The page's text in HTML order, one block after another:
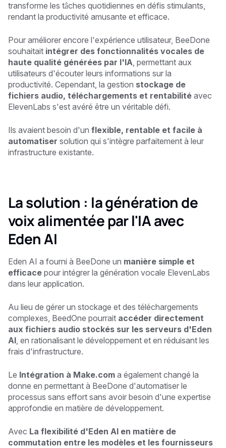
transforme les tâches quotidiennes en défis stimulants,
rendant la productivité amusante et efficace.
Pour améliorer encore l'expérience utilisateur, BeeDone
souhaitait intégrer des fonctionnalités vocales de
haute qualité générées par l'IA, permettant aux
utilisateurs d'écouter leurs informations sur la
productivité. Cependant, la gestion stockage de
fichiers audio, téléchargements et rentabilité avec
ElevenLabs s'est avéré être un véritable défi.
Ils avaient besoin d'un flexible, rentable et facile à
automatiser solution qui s'intègre parfaitement à leur
infrastructure existante.
La solution : la génération de
voix alimentée par l'IA avec
Eden AI
Eden AI a fourni à BeeDone un manière simple et
efficace pour intégrer la génération vocale ElevenLabs
dans leur application.
Au lieu de gérer un stockage et des téléchargements
complexes, BeedOne pourrait accéder directement
aux fichiers audio stockés sur les serveurs d'Eden
AI, en rationalisant le développement et en réduisant les
frais d'infrastructure.
Le Intégration à Make.com a également changé la
donne en permettant à BeeDone d'automatiser le
processus sans effort sans avoir besoin d'une expertise
approfondie en matière de développement.
Avec La flexibilité d'Eden AI en matière de
commutation entre les modèles et les fournisseurs